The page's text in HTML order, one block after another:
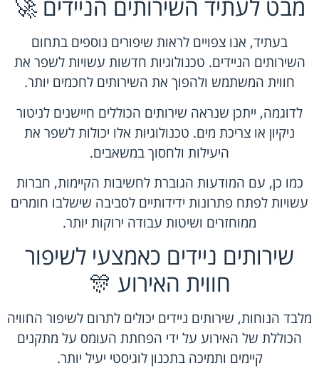
מבט לעתיד השירותים הניידים 🚀
בעתיד, אנו צפויים לראות שיפורים נוספים בתחום
השירותים הניידים. טכנולוגיות חדשות עשויות לשפר את
חווית המשתמש ולהפוך את השירותים לחכמים יותר.
לדוגמה, ייתכן שנראה שירותים הכוללים חיישנים לניטור
ניקיון או צריכת מים. טכנולוגיות אלו יכולות לשפר את
היעילות ולחסוך במשאבים.
כמו כן, עם המודעות הגוברת לחשיבות הקיימות, חברות
עשויות לפתח פתרונות ידידותיים לסביבה שישלבו חומרים
ממוחזרים ושיטות עבודה ירוקות יותר.
שירותים ניידים כאמצעי לשיפור
חווית האירוע 🎊
מלבד הנוחות, שירותים ניידים יכולים לתרום לשיפור החוויה
הכוללת של האירוע על ידי הפחתת העומס על מתקנים
קיימים ותמיכה בתכנון לוגיסטי יעיל יותר.